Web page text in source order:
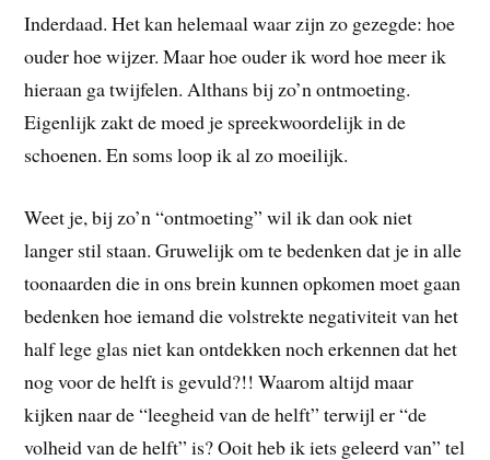
Inderdaad. Het kan helemaal waar zijn zo gezegde: hoe
ouder hoe wijzer. Maar hoe ouder ik word hoe meer ik
hieraan ga twijfelen. Althans bij zo’n ontmoeting.
Eigenlijk zakt de moed je spreekwoordelijk in de
schoenen. En soms loop ik al zo moeilijk.
Weet je, bij zo’n “ontmoeting” wil ik dan ook niet
langer stil staan. Gruwelijk om te bedenken dat je in alle
toonaarden die in ons brein kunnen opkomen moet gaan
bedenken hoe iemand die volstrekte negativiteit van het
half lege glas niet kan ontdekken noch erkennen dat het
nog voor de helft is gevuld?!! Waarom altijd maar
kijken naar de “leegheid van de helft” terwijl er “de
volheid van de helft” is? Ooit heb ik iets geleerd van” tel